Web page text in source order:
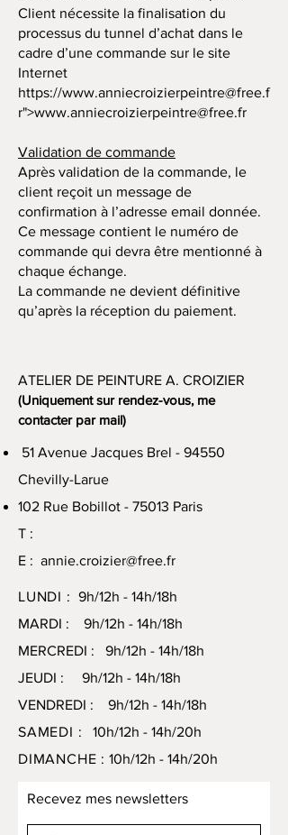
Client nécessite la finalisation du
processus du tunnel d’achat dans le
cadre d’une commande sur le site
Internet
https://www.anniecroizierpeintre@free.f
r">www.anniecroizierpeintre@free.fr
Validation de commande
Après validation de la commande, le
client reçoit un message de
confirmation à l’adresse email donnée.
Ce message contient le numéro de
commande qui devra être mentionné à
chaque échange.
La commande ne devient définitive
qu’après la réception du paiement.
ATELIER DE PEINTURE A. CROIZIER
(Uniquement sur rendez-vous, me
contacter par mail)
51 Avenue Jacques Brel - 94550
Chevilly-Larue
102 Rue Bobillot - 75013 Paris
T :
E : annie.croizier@free.fr
LUNDI : 9h/12h - 14h/18h
MARDI : 9h/12h - 14h/18h
MERCREDI : 9h/12h - 14h/18h
JEUDI : 9h/12h - 14h/18h
VENDREDI : 9h/12h - 14h/18h
SAMEDI : 10h/12h - 14h/20h
DIMANCHE : 10h/12h - 14h/20h
Recevez mes newsletters